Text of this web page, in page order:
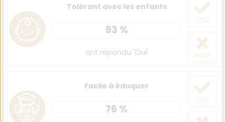
Tolérant avec les enfants
93 %
ont répondu 'Oui'
Oui
Non
Facile à éduquer
76 %
Oui